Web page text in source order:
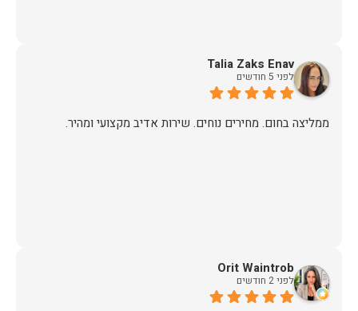
Talia Zaks Enav
לפני 5 חודשים
ממליצה בחום. מחירים נוחים. שירות אדיב מקצועי ומהיר.
Orit Waintrob
לפני 2 חודשים